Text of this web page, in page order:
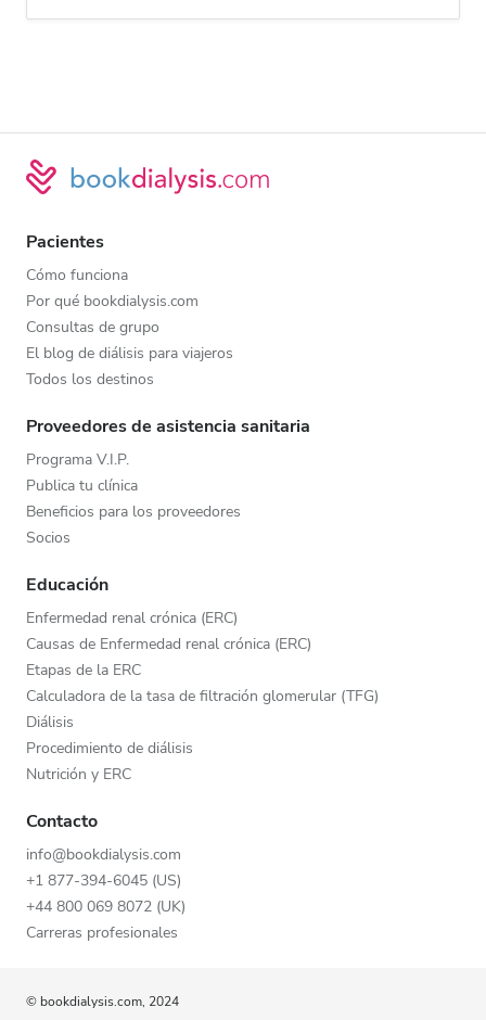
Pacientes
Cómo funciona
Por qué bookdialysis.com
Consultas de grupo
El blog de diálisis para viajeros
Todos los destinos
Proveedores de asistencia sanitaria
Programa V.I.P.
Publica tu clínica
Beneficios para los proveedores
Socios
Educación
Enfermedad renal crónica (ERC)
Causas de Enfermedad renal crónica (ERC)
Etapas de la ERC
Calculadora de la tasa de filtración glomerular (TFG)
Diálisis
Procedimiento de diálisis
Nutrición y ERC
Contacto
info@bookdialysis.com
+1 877-394-6045 (US)
+44 800 069 8072 (UK)
Carreras profesionales
© bookdialysis.com, 2024